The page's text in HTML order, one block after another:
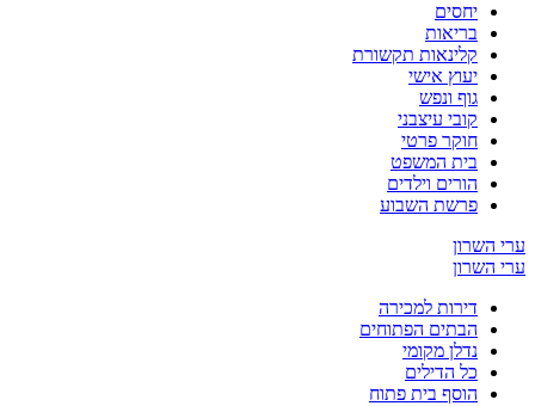
יחסים
בריאות
קלינאות תקשורת
יעוץ אישי
גוף ונפש
קובי עיצבני
חוקר פרטי
בית המשפט
הורים וילדים
פרשת השבוע
דירות למכירה
הבתים הפתוחים
נדלן מקומי
כל הדילים
הוסף בית פתוח